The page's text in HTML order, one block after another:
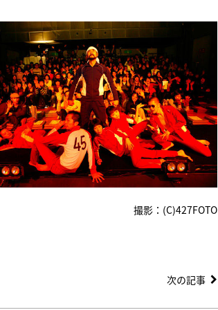
撮影：(C)427FOTO
次の記事